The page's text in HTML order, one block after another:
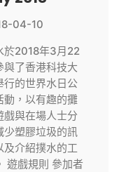
04-10
於2018年3月22
與了香港科技大
行的世界水日公
動，以有趣的攤
戲與在場人士分
少塑膠垃圾的訊
及介紹撲水的工
遊戲規則 參加者